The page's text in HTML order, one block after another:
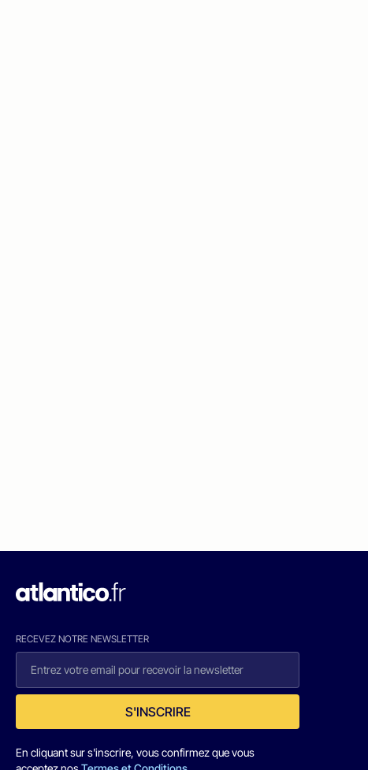
RECEVEZ NOTRE NEWSLETTER
S'INSCRIRE
En cliquant sur s'inscrire, vous confirmez que vous